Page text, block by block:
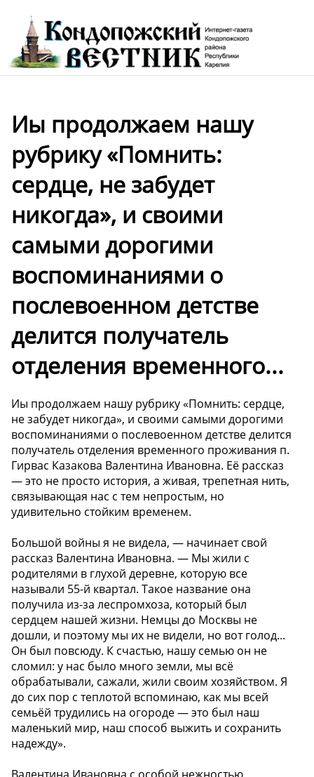
Иы продолжаем нашу
рубрику «Помнить:
сердце, не забудет
никогда», и своими
самыми дорогими
воспоминаниями о
послевоенном детстве
делится получатель
отделения временного...
Иы продолжаем нашу рубрику «Помнить: сердце,
не забудет никогда», и своими самыми дорогими
воспоминаниями о послевоенном детстве делится
получатель отделения временного проживания п.
Гирвас Казакова Валентина Ивановна. Её рассказ
— это не просто история, а живая, трепетная нить,
связывающая нас с тем непростым, но
удивительно стойким временем.
Большой войны я не видела, — начинает свой
рассказ Валентина Ивановна. — Мы жили с
родителями в глухой деревне, которую все
называли 55-й квартал. Такое название она
получила из-за леспромхоза, который был
сердцем нашей жизни. Немцы до Москвы не
дошли, и поэтому мы их не видели, но вот голод...
Он был повсюду. К счастью, нашу семью он не
сломил: у нас было много земли, мы всё
обрабатывали, сажали, жили своим хозяйством. Я
до сих пор с теплотой вспоминаю, как мы всей
семьёй трудились на огороде — это был наш
маленький мир, наш способ выжить и сохранить
надежду».